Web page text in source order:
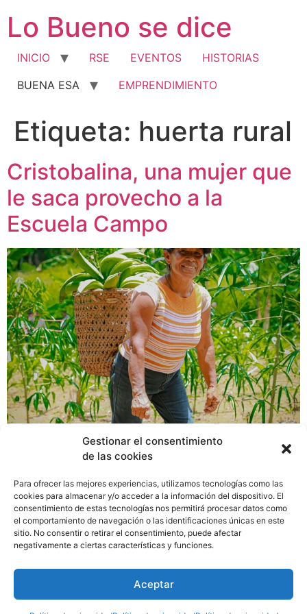
Gestionar el consentimiento
de las cookies
Para ofrecer las mejores experiencias, utilizamos tecnologías como las
cookies para almacenar y/o acceder a la información del dispositivo. El
consentimiento de estas tecnologías nos permitirá procesar datos como
el comportamiento de navegación o las identificaciones únicas en este
sitio. No consentir o retirar el consentimiento, puede afectar
negativamente a ciertas características y funciones.
Aceptar
contenido
Lo Bueno se dice
INICIO RSE EVENTOS
HISTORIAS
BUENA ESA
EMPRENDIMIENTO
Etiqueta: huerta rural
Cristobalina, una mujer que
le saca provecho a la
Escuela Campo
Cristobalina Barría disfruta estar en la huerta hurgando
la tierra con la coa o el azadón. Con mucha seguridad y
tono fuerte, asegura que uno de sus oficios favoritos es
preparar el suelo para que el arroz y el maíz germinen.
También disfruta alimentar a las gallinas. Desde hace un
año gestiona una Escuela Campo a través de Redes de
Desarrollo Social (MIDES) para que las mujeres rurales
produzcan su propio alimento.